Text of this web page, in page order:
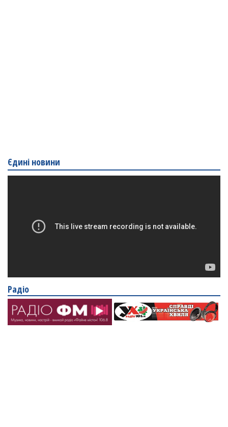
Єдині новини
Радіо